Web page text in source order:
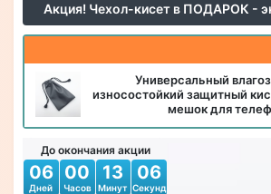
Акция! Чехол-кисет в ПОДАРОК -
Универсальный
износостойкий защитный
мешок для
До окончания акции
06
Дней
00
Часов
13
Минут
04
Секунд